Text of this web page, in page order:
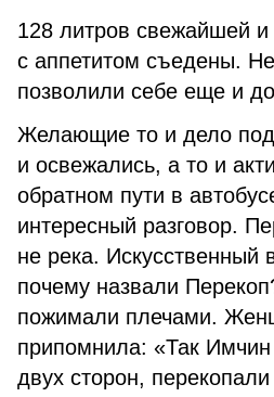
128 литров свежайшей и
с аппетитом съедены.
позволили себе еще и
Желающие то и дело
и освежались, а то и
обратном пути в
интересный разговор.
не река.
почему назвали
пожимали плечами.
припомнила: «Так Имчин
двух сторон,